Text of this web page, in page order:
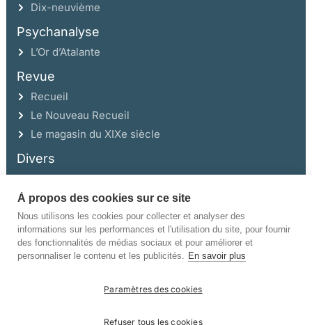
Dix-neuvième
Psychanalyse
L’Or d’Atalante
Revue
Recueil
Le Nouveau Recueil
Le magasin du XIXe siècle
Divers
Ce site a été réalisé avec l’aide de la Région Auvergne Rhône-Alpes et de la
Drac Rhône-Alpes.
©Champ Vallon. Tous droits réservés.
À propos des cookies sur ce site
Nous utilisons les cookies pour collecter et analyser des
informations sur les performances et l'utilisation du site, pour fournir
des fonctionnalités de médias sociaux et pour améliorer et
personnaliser le contenu et les publicités. En savoir plus
Paramètres des cookies
Refuser tous les cookies